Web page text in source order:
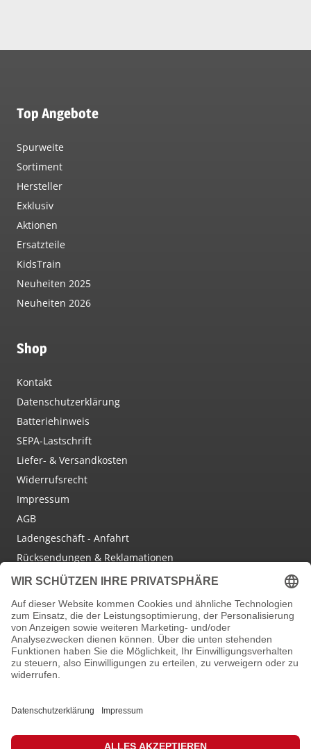
Top Angebote
Spurweite
Sortiment
Hersteller
Exklusiv
Aktionen
Ersatzteile
KidsTrain
Neuheiten 2025
Neuheiten 2026
Shop
Kontakt
Datenschutzerklärung
Batteriehinweis
SEPA-Lastschrift
Liefer- & Versandkosten
Widerrufsrecht
Impressum
AGB
Ladengeschäft - Anfahrt
Rücksendungen & Reklamationen
Social Media
Facebook
Instagram